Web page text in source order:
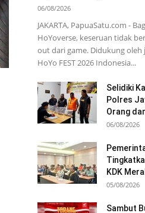
06/08/2026
JAKARTA, PapuaSatu.com -
HoYoverse, keseruan tidak
out dari game. Didukung oleh
HoYo FEST 2026 Indonesia...
Selidiki
Polres
Orang
06/08/2026
KDK
05/08/2026
Sambut